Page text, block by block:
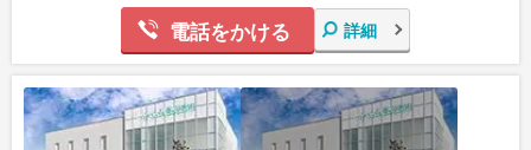
電話をかける 詳細